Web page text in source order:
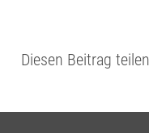
Diesen Beitrag teilen